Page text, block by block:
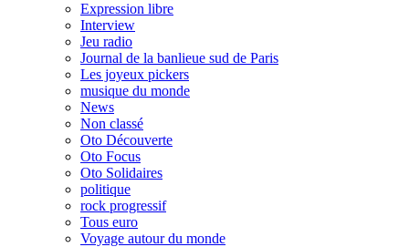
Expression libre
Interview
Jeu radio
Journal de la banlieue sud de Paris
Les joyeux pickers
musique du monde
News
Non classé
Oto Découverte
Oto Focus
Oto Solidaires
politique
rock progressif
Tous euro
Voyage autour du monde